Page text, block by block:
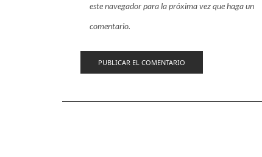
este navegador para la próxima vez que haga un
comentario.